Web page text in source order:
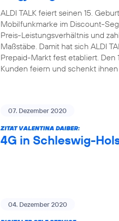
ALDI TALK feiert seinen 15.
Mobilfunkmarke im Discount-
Preis-Leistungsverhältnis und
Maßstäbe. Damit hat sich ALDI
Prepaid-Markt fest etabliert. Den
Kunden feiern und schenkt
07. Dezember 2020
ZITAT VALENTINA DAIBER:
4G in Schleswig-
04. Dezember 2020